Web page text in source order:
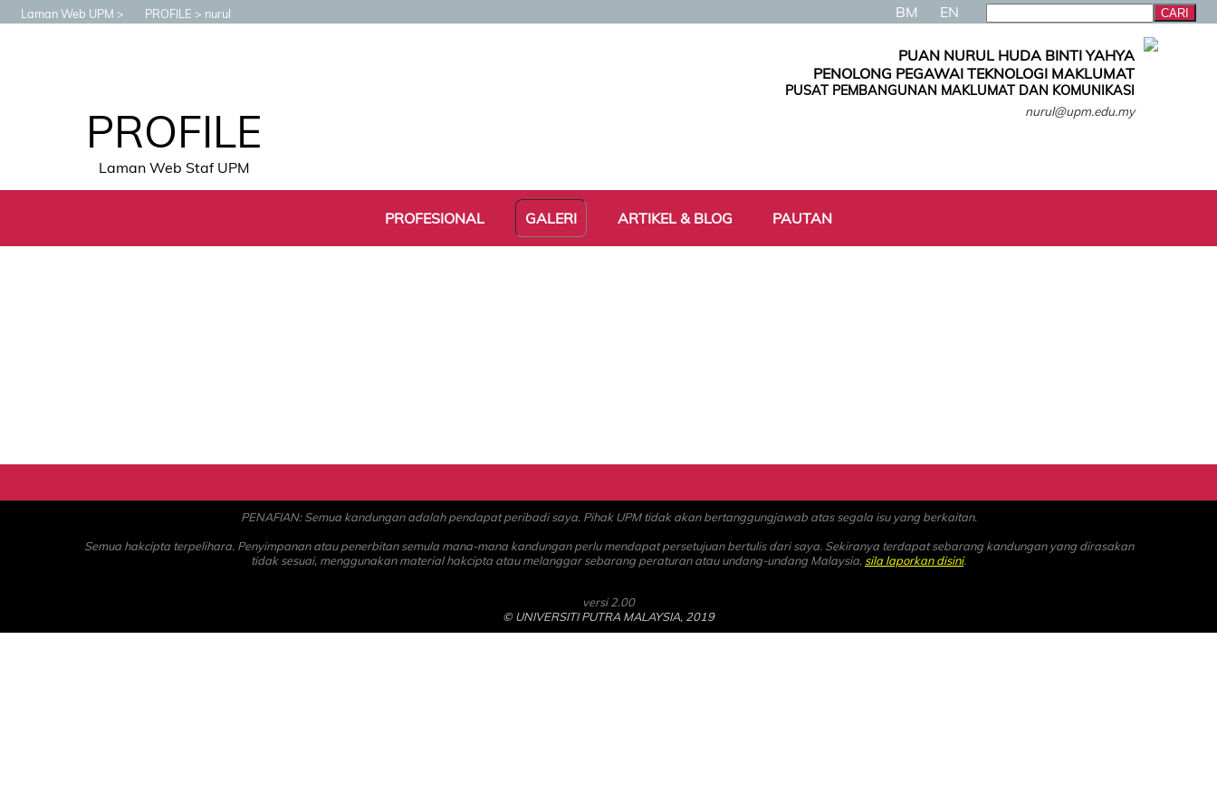
Laman Web UPM PROFILE nurul BM EN
PROFILE
Laman Web Staf UPM
PUAN NURUL HUDA BINTI YAHYA
PENOLONG PEGAWAI TEKNOLOGI MAKLUMAT
PUSAT PEMBANGUNAN MAKLUMAT DAN KOMUNIKASI
nurul@upm.edu.my
PROFESIONAL GALERI ARTIKEL & BLOG PAUTAN
PENAFIAN: Semua kandungan adalah pendapat peribadi saya. Pihak UPM tidak akan bertanggungjawab atas segala isu yang berkaitan.
Semua hakcipta terpelihara. Penyimpanan atau penerbitan semula mana-mana kandungan perlu mendapat persetujuan bertulis dari saya. Sekiranya terdapat sebarang kandungan yang dirasakan
tidak sesuai, menggunakan material hakcipta atau melanggar sebarang peraturan atau undang-undang Malaysia, sila laporkan disini.
versi 2.00
© UNIVERSITI PUTRA MALAYSIA, 2019